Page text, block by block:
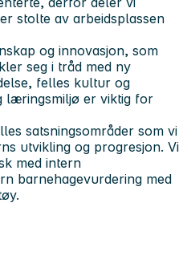
stolte av arbeidsplassen
og innovasjon, som
seg i tråd med ny
felles kultur og
læringsmiljø er viktig for
satsningsområder som vi
utvikling og progresjon. Vi
med intern
barnehagevurdering med